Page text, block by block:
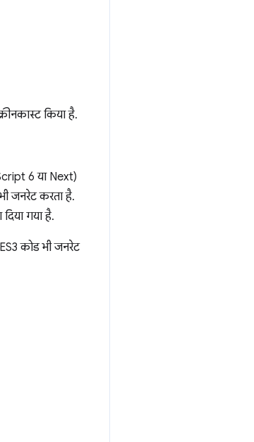
किया है.
6 या Next)
जनरेट करता है.
गया है.
कोड भी जनरेट